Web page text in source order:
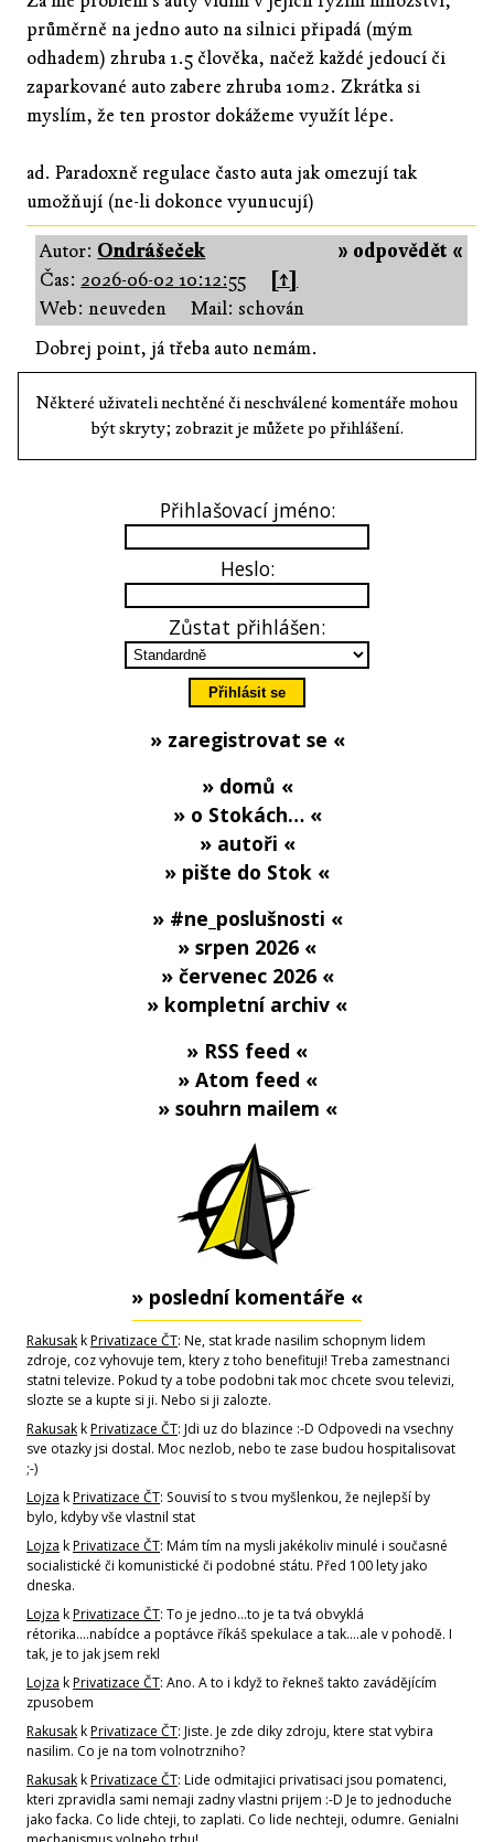
průměrně na jedno auto na silnici připadá (mým
odhadem) zhruba 1.5 člověka, načež každé jedoucí či
zaparkované auto zabere zhruba 10m2. Zkrátka si
myslím, že ten prostor dokážeme využít lépe.
ad. Paradoxně regulace často auta jak omezují tak
umožňují (ne-li dokonce vyunucují)
» odpovědět «
Autor: Ondrášeček
Čas: 2026-06-02 10:12:55
[↑]
Web: neuveden
Mail: schován
Dobrej point, já třeba auto nemám.
Některé uživateli nechtěné či neschválené komentáře mohou
být skryty; zobrazit je můžete po přihlášení.
Přihlašovací jméno:
Heslo:
Zůstat přihlášen:
» zaregistrovat se «
» domů «
» o Stokách… «
» autoři «
» pište do Stok «
» #ne_poslušnosti «
» srpen 2026 «
» červenec 2026 «
» kompletní archiv «
» RSS feed «
» Atom feed «
» souhrn mailem «
» poslední komentáře «
RakusakkPrivatizace ČT: Ne, stat krade nasilim schopnym lidem
zdroje, coz vyhovuje tem, ktery z toho benefituji! Treba zamestnanci
statni televize. Pokud ty a tobe podobni tak moc chcete svou televizi,
slozte se a kupte si ji. Nebo si ji zalozte.
RakusakkPrivatizace ČT: Jdi uz do blazince :-D Odpovedi na vsechny
sve otazky jsi dostal. Moc nezlob, nebo te zase budou hospitalisovat
;-)
Lojza kPrivatizace ČT: Souvisí to s tvou myšlenkou, že nejlepší by
bylo, kdyby vše vlastnil stat
Lojza kPrivatizace ČT: Mám tím na mysli jakékoliv minulé i současné
socialistické či komunistické či podobné státu. Před 100 lety jako
dneska.
Lojza kPrivatizace ČT: To je jedno...to je ta tvá obvyklá
rétorika....nabídce a poptávce říkáš spekulace a tak....ale v pohodě. I
tak, je to jak jsem rekl
Lojza kPrivatizace ČT: Ano. A to i když to řekneš takto zavádějícím
zpusobem
RakusakkPrivatizace ČT: Jiste. Je zde diky zdroju, ktere stat vybira
nasilim. Co je na tom volnotrzniho?
RakusakkPrivatizace ČT: Lide odmitajici privatisaci jsou pomatenci,
kteri zpravidla sami nemaji zadny vlastni prijem :-D Je to jednoduche
jako facka. Co lide chteji, to zaplati. Co lide nechteji, odumre. Genialni